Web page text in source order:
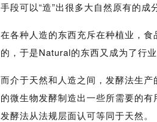
手段可以“造”出很多大自然原有的成
在各种人造的东西充斥在种植业，
的，于是Natural的东西又成为了行
而介于天然和人造之间，发酵法生
的微生物发酵制造出一些所需要的
发酵法从法规层面认可等同于天然。